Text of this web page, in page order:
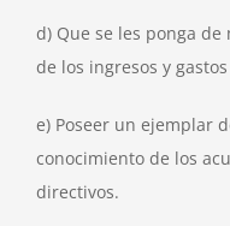
d) Que se les ponga
de los ingresos y
e) Poseer un ejemplar
conocimiento de los
directivos.